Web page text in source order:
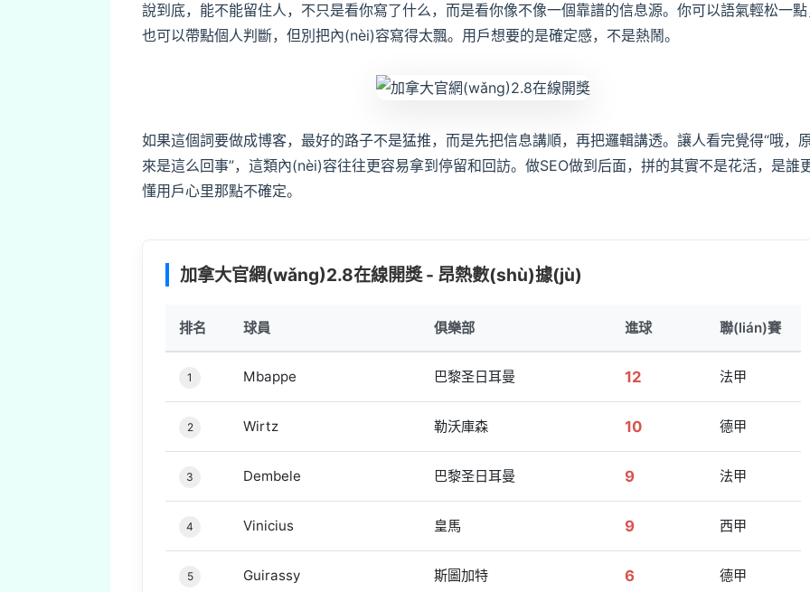
說到底，能不能留住人，不只是看你寫了什么，而是看你像不像一個靠譜的信息源。你可以語氣輕松一點
也可以帶點個人判斷，但別把內(nèi)容寫得太飄。用戶想要的是確定感，不是熱鬧。
如果這個詞要做成博客，最好的路子不是猛推，而是先把信息講順，再把邏輯講透。讓人看完覺得“哦，
來是這么回事”，這類內(nèi)容往往更容易拿到停留和回訪。做SEO做到后面，拼的其實不是花活，是誰
懂用戶心里那點不確定。
加拿大官網(wǎng)2.8在線開獎 - 昂熱數(shù)據(jù)
排名 球員 俱樂部 進球 聯(lián)賽
1 Mbappe 巴黎圣日耳曼 12 法甲
2 Wirtz 勒沃庫森 10 德甲
3 Dembele 巴黎圣日耳曼 9 法甲
4 Vinicius 皇馬 9 西甲
5 Guirassy 斯圖加特 6 德甲